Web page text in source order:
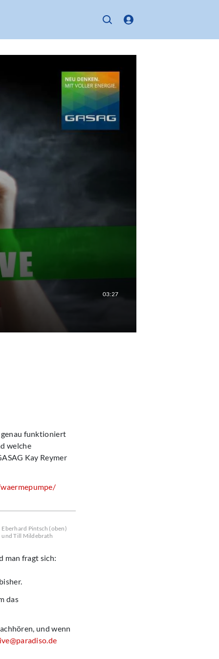
03:27
genau funktioniert
welche
Kay Reymer
Eberhard Pintsch (oben)
und Till Mildebrath
man fragt sich:
das
und wenn